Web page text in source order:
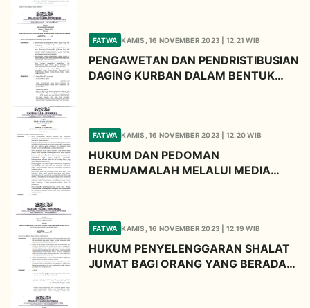
FATWA KAMIS, 16 NOVEMBER 2023 | 12.21 WIB
PENGAWETAN DAN PENDRISTIBUSIAN
DAGING KURBAN DALAM BENTUK
FATWA KAMIS, 16 NOVEMBER 2023 | 12.20 WIB
HUKUM DAN PEDOMAN
BERMUAMALAH MELALUI MEDIA
FATWA KAMIS, 16 NOVEMBER 2023 | 12.19 WIB
HUKUM PENYELENGGARAN SHALAT
JUMAT BAGI ORANG YANG BERADA